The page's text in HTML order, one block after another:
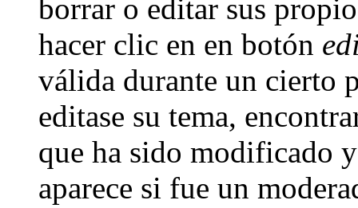
borrar o editar sus
hacer clic en en botón
válida durante un cierto
editase su tema,
que ha sido modificado
aparece si fue un